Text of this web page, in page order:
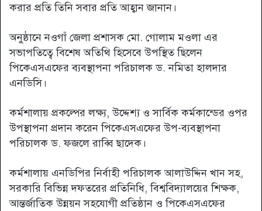
করার প্রতি তিনি সবার প্রতি আহ্বান জানান।
অনুষ্ঠানে নওগাঁ জেলা প্রশাসক মো. গোলাম মওলা এর
সভাপতিত্বে বিশেষ অতিথি হিসেবে উপস্থিত ছিলেন
পিকেএসএফের ব্যবস্থাপনা পরিচালক ড. নমিতা হালদার
এনডিসি।
কর্মশালায় প্রকল্পের লক্ষ্য, উদ্দেশ্য ও সার্বিক কর্মকান্ডের ওপর
উপস্থাপনা প্রদান করেন পিকেএসএফের উপ-ব্যবস্থাপনা
পরিচালক ড. ফজলে রাব্বি ছাদেক।
কর্মশালায় এনডিপির নির্বাহী পরিচালক আলাউদ্দিন খান সহ,
সরকারি বিভিন্ন দফতরের প্রতিনিধি, বিশ্ববিদ্যালয়ের শিক্ষক,
আন্তর্জাতিক উন্নয়ন সহযোগী প্রতিষ্ঠান ও পিকেএসএফের